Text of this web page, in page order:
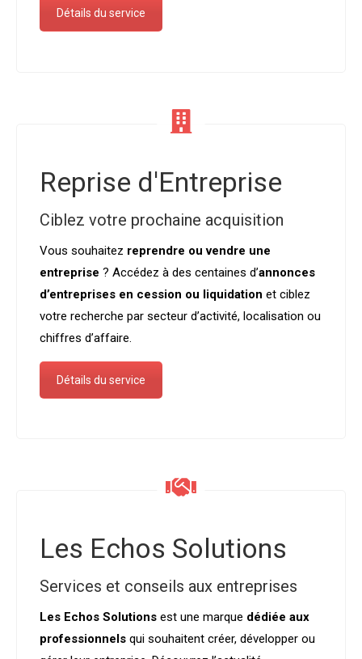
Détails du service
Reprise d'Entreprise
Ciblez votre prochaine acquisition
Vous souhaitez reprendre ou vendre une
entreprise ? Accédez à des centaines d’annonces
d’entreprises en cession ou liquidation et ciblez
votre recherche par secteur d’activité, localisation ou
chiffres d’affaire.
Détails du service
Les Echos Solutions
Services et conseils aux entreprises
Les Echos Solutions est une marque dédiée aux
professionnels qui souhaitent créer, développer ou